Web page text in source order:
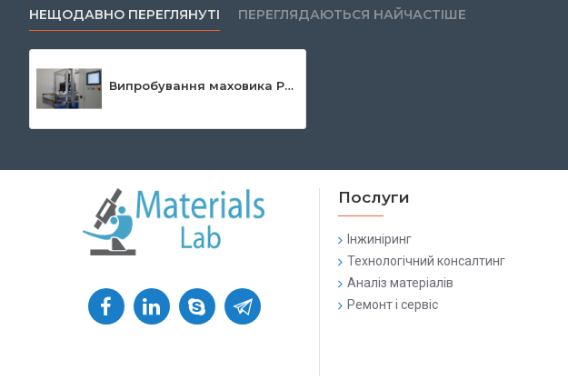
НЕЩОДАВНО ПЕРЕГЛЯНУТІ ПЕРЕГЛЯДАЮТЬСЯ НАЙЧАСТІШЕ
Випробування маховика PKW - випробувальні лінії
Послуги
Інжиніринг
Технологічний консалтинг
Аналіз матеріалів
Ремонт і сервіс